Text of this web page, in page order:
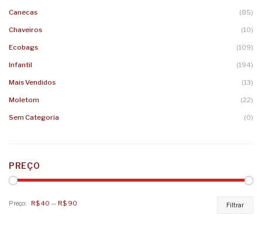
Camisetas Infantis
Chaveiros
Ecobags
Canecas (85)
Chaveiros (10)
Ecobags (109)
Infantil (194)
Mais Vendidos (13)
Moletom (22)
Sem Categoria (0)
PREÇO
Filtrar
Preço: R$ 40 — R$ 90